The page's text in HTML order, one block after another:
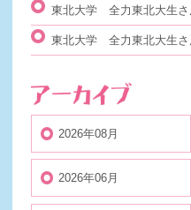
東北大学 全力東北大生
東北大学 全力東北大生
2026年08月
2026年06月